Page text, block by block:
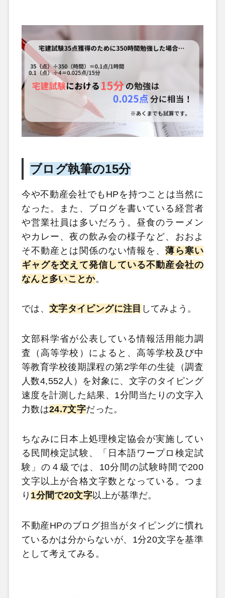
ブログ執筆の15分
今や不動産会社でもHPを持つことは当然に
なった。また、ブログを書いている経営者
や営業社員は多いだろう。昼食のラーメン
やカレー、夜の飲み会の様子など、おおよ
そ不動産とは関係のない情報を、薄ら寒い
ギャグを交えて発信している不動産会社の
なんと多いことか。
では、 文字タイピングに注目 してみよう。
文部科学省が公表している情報活用能力調
査（高等学校）によると、高等学校及び中
等教育学校後期課程の第2学年の生徒（調査
人数4,552人）を対象に、文字のタイピング
速度を計測した結果、1分間当たりの文字入
力数は24.7文字だった。
ちなみに日本上処理検定協会が実施してい
る民間検定試験、「日本語ワープロ検定試
験」の４級では、10分間の試験時間で200
文字以上が合格文字数となっている。つま
り 1分間で20文字以上が基準だ。
不動産HPのブログ担当がタイピングに慣れ
ているかは分からないが、1分20文字を基準
として考えてみる。